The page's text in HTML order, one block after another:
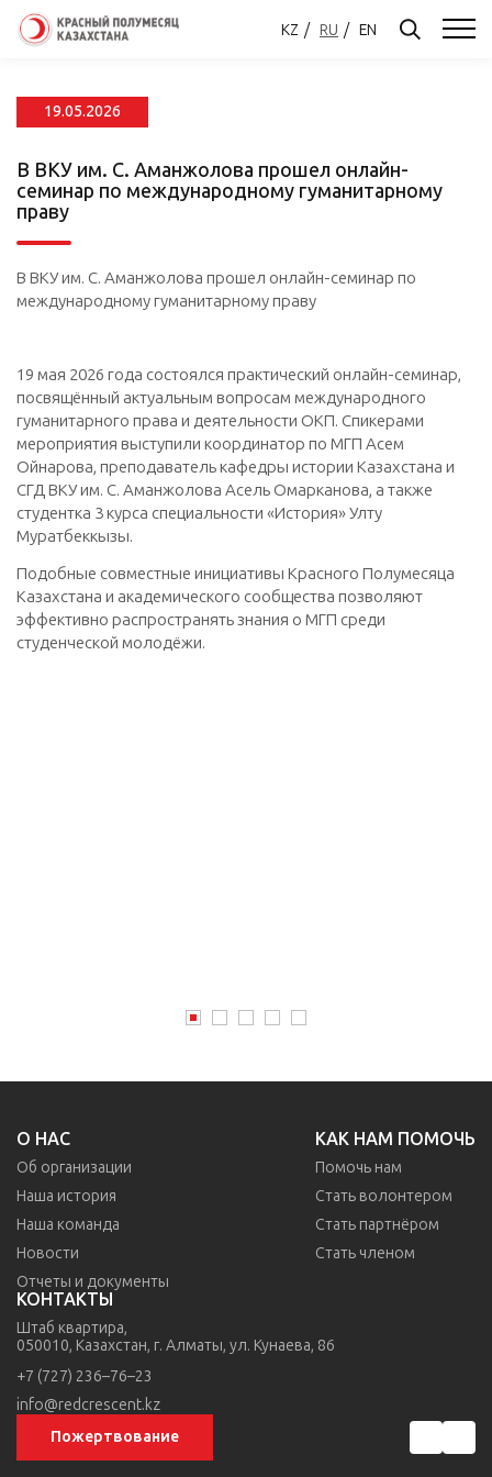
KZ RU EN
19.05.2026
В ВКУ им. С. Аманжолова прошел онлайн-
семинар по международному гуманитарному
праву
В ВКУ им. С. Аманжолова прошел онлайн-семинар по
международному гуманитарному праву
19 мая 2026 года состоялся практический онлайн-семинар,
посвящённый актуальным вопросам международного
гуманитарного права и деятельности ОКП. Спикерами
мероприятия выступили координатор по МГП Асем
Ойнарова, преподаватель кафедры истории Казахстана и
СГД ВКУ им. С. Аманжолова Асель Омарканова, а также
студентка 3 курса специальности «История» Улту
Муратбеккызы.
Подобные совместные инициативы Красного Полумесяца
Казахстана и академического сообщества позволяют
эффективно распространять знания о МГП среди
студенческой молодёжи.
О НАС
Об организации
Наша история
Наша команда
Новости
Отчеты и документы
КАК НАМ ПОМОЧЬ
Помочь нам
Стать волонтером
Стать партнёром
Стать членом
КОНТАКТЫ
Штаб квартира,
050010, Казахстан, г. Алматы, ул. Кунаева, 86
+7 (727) 236–76–23
info@redcrescent.kz
Пожертвование